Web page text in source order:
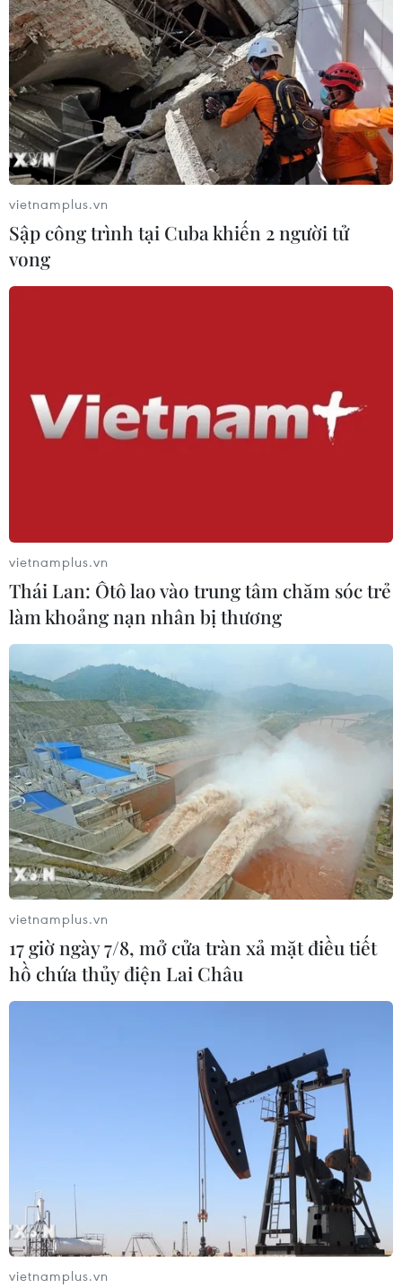
TIN CÙNG CHUYÊN MỤC
Thưởng vượt kế hoạch: động lực còn
thiếu cho doanh nghiệp dẫn dắt
07/08/2026 04:01
vietnamplus.vn
Sập công trình tại Cuba khiến 2 người tử
vong
vietnamplus.vn
Thái Lan: Ôtô lao vào trung tâm chăm sóc trẻ
làm khoảng nạn nhân bị thương
vietnamplus.vn
17 giờ ngày 7/8, mở cửa tràn xả mặt điều tiết
hồ chứa thủy điện Lai Châu
vietnamplus.vn